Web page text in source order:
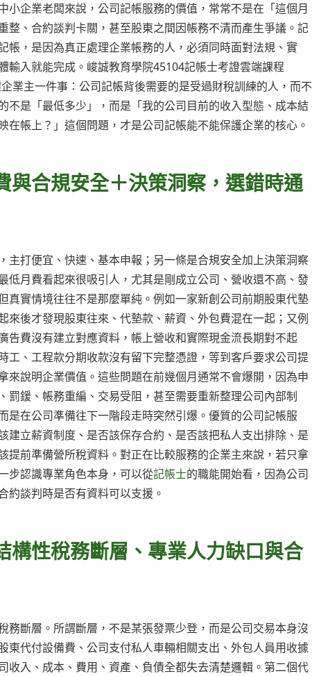
企業老闆來說，公司記帳服務的價值，常常不是在「這個月
、合約談判卡關，甚至股東之間因帳務不清而產生爭議。記
，是因為真正處理企業帳務的人，必須同時面對法規、實
入就能完成。峻誠教育學院45104記帳士考證雲端課程
業主一件事：公司記帳背後需要的是受過財稅訓練的人，而不
是「最低多少」，而是「我的公司目前的收入型態、成本結
帳上？」這個問題，才是公司記帳能不能保護企業的核心。
與合規安全＋決策洞察，選錯時通
打便宜、快速、基本申報；另一條是合規安全加上決策洞察
月費看起來很吸引人，尤其是剛成立公司、營收還不高、發
實情境往往不是那麼單純。例如一家新創公司前期股東代墊
後才發現股東往來、代墊款、薪資、外包費混在一起；又例
費沒有建立對應資料，帳上營收和實際現金流長期對不起
、工程款分期收款沒有留下完整憑證，等到客戶要求公司提
說明企業價值。這些問題在前幾個月通常不會爆開，因為申
鍰、帳務重編、交易受阻，甚至需要重新整理公司內部制
在公司準備往下一階段走時突然引爆。優質的公司記帳服
立薪資制度、是否該保存合約、是否該把私人支出排除、是
前準備營所稅資料。對正在比較服務的企業主來說，若只拿
步認識專業角色本身，可以從記帳士的職能開始看，因為公司
約談判時是否有資料可以支援。
構性稅務斷層、專業人力缺口與合
斷層。所謂斷層，不是某張發票少登，而是公司交易本身沒
代付設備費、公司支付私人車輛相關支出、外包人員用收據
入、成本、費用、資產、負債全都失去清楚邏輯。第二個代